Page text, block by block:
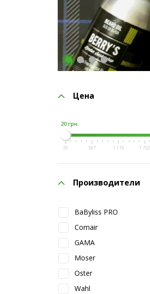
Цена
20 грн.
20 597 1 175 1 752
Производители
BaByliss PRO
Comair
GAMA
Moser
Oster
Wahl